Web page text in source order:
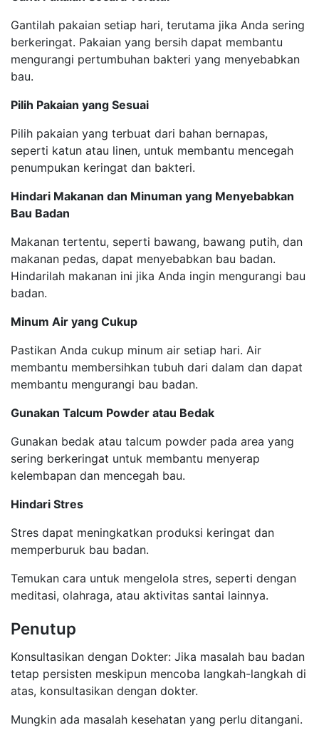
Gantilah pakaian setiap hari, terutama jika Anda sering
berkeringat. Pakaian yang bersih dapat membantu
mengurangi pertumbuhan bakteri yang menyebabkan
bau.
Pilih Pakaian yang Sesuai
Pilih pakaian yang terbuat dari bahan bernapas,
seperti katun atau linen, untuk membantu mencegah
penumpukan keringat dan bakteri.
Hindari Makanan dan Minuman yang Menyebabkan
Bau Badan
Makanan tertentu, seperti bawang, bawang putih, dan
makanan pedas, dapat menyebabkan bau badan.
Hindarilah makanan ini jika Anda ingin mengurangi bau
badan.
Minum Air yang Cukup
Pastikan Anda cukup minum air setiap hari. Air
membantu membersihkan tubuh dari dalam dan dapat
membantu mengurangi bau badan.
Gunakan Talcum Powder atau Bedak
Gunakan bedak atau talcum powder pada area yang
sering berkeringat untuk membantu menyerap
kelembapan dan mencegah bau.
Hindari Stres
Stres dapat meningkatkan produksi keringat dan
memperburuk bau badan.
Temukan cara untuk mengelola stres, seperti dengan
meditasi, olahraga, atau aktivitas santai lainnya.
Penutup
Konsultasikan dengan Dokter: Jika masalah bau badan
tetap persisten meskipun mencoba langkah-langkah di
atas, konsultasikan dengan dokter.
Mungkin ada masalah kesehatan yang perlu ditangani.